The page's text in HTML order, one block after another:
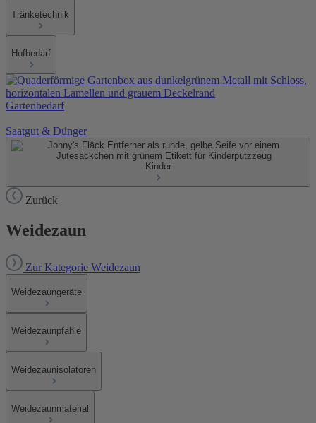
Tränketechnik
Hofbedarf
Gartenbedarf
Saatgut & Dünger
Kinder
Zurück
Weidezaun
Zur Kategorie Weidezaun
Weidezaungeräte
Weidezaunpfähle
Weidezaunisolatoren
Weidezaunmaterial